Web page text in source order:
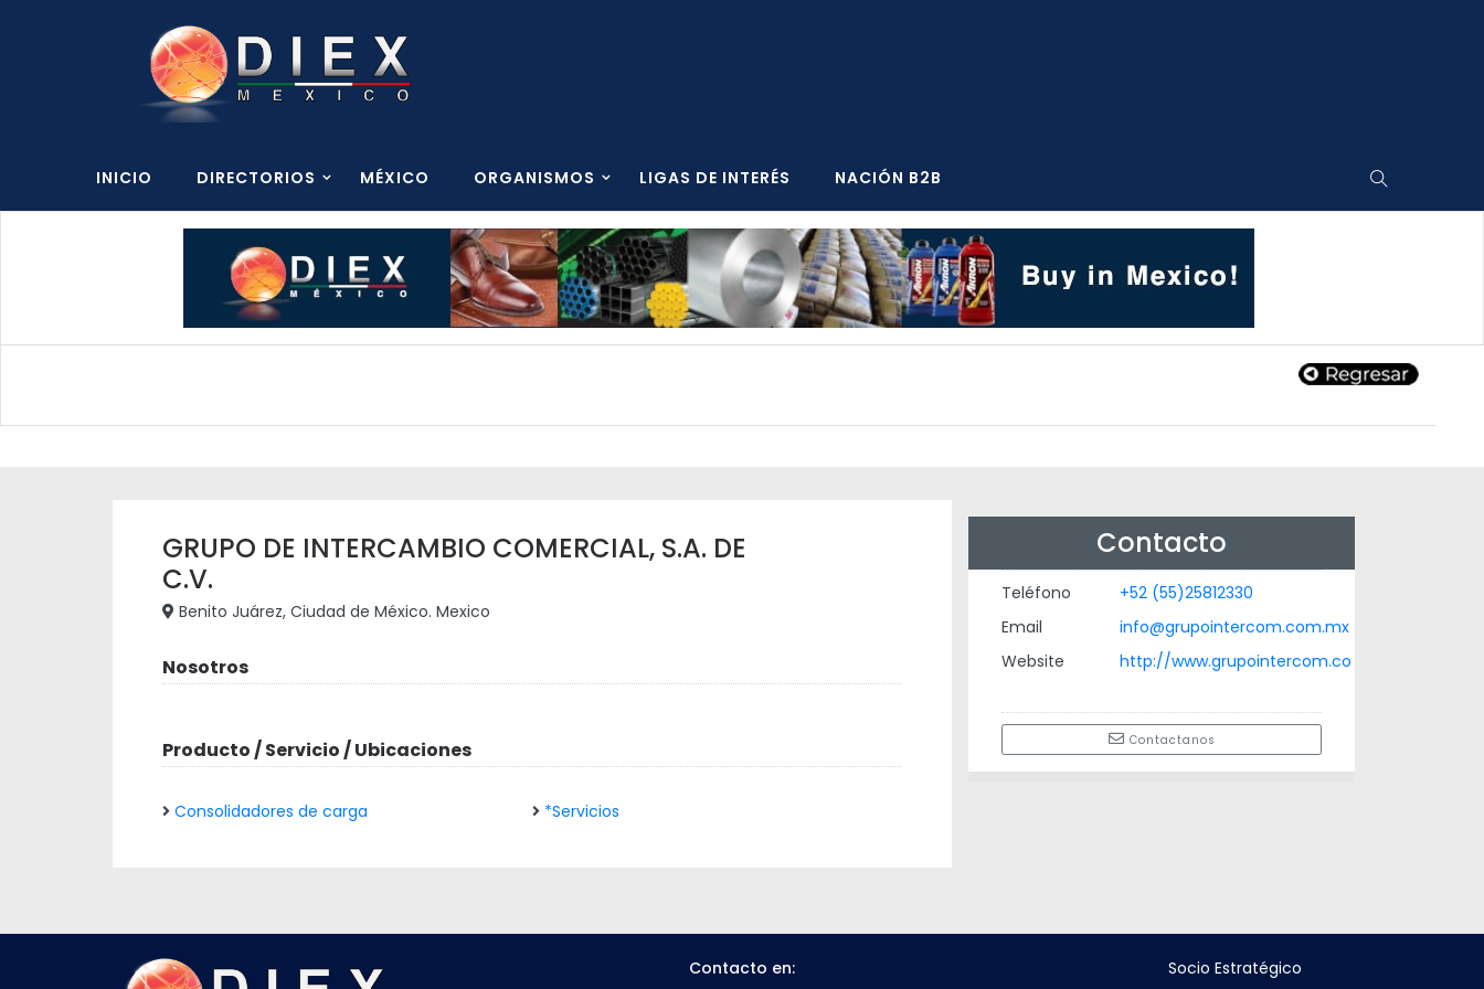
INICIO DIRECTORIOS MÉXICO ORGANISMOS LIGAS DE INTERÉS NACIÓN B2B
GRUPO DE INTERCAMBIO COMERCIAL, S.A. DE
C.V.
Benito Juárez, Ciudad de México. Mexico
Nosotros
Producto / Servicio / Ubicaciones
Consolidadores de carga *Servicios
Contacto
Teléfono
+52 (55)25812330
Email
info@grupointercom.com.mx
Website
http://www.grupointercom.co
Contactanos
Contacto en: Socio Estratégico